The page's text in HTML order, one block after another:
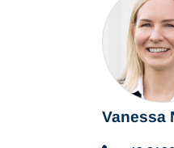
Vanessa